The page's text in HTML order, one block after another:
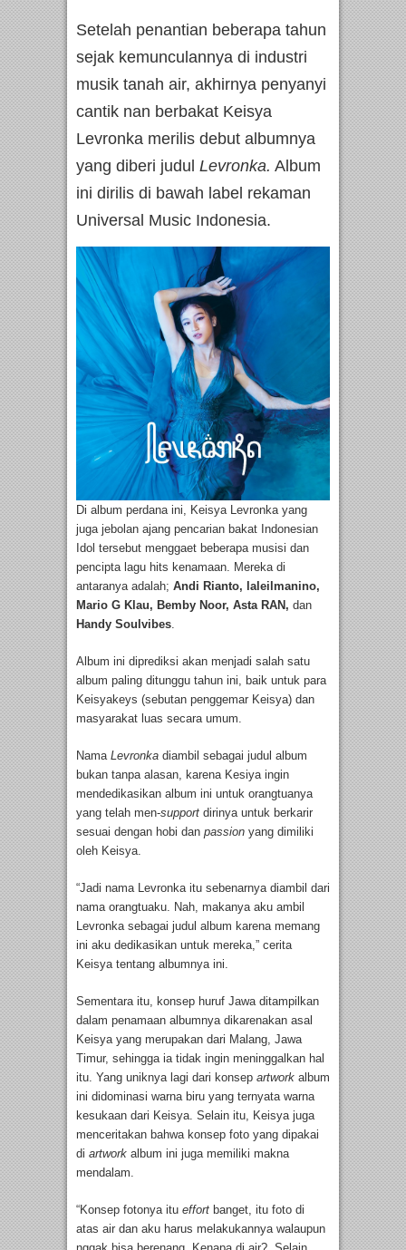
Setelah penantian beberapa tahun
sejak kemunculannya di industri
musik tanah air, akhirnya penyanyi
cantik nan berbakat Keisya
Levronka merilis debut albumnya
yang diberi judul Levronka. Album
ini dirilis di bawah label rekaman
Universal Music Indonesia.
Di album perdana ini, Keisya Levronka yang
juga jebolan ajang pencarian bakat Indonesian
Idol tersebut menggaet beberapa musisi dan
pencipta lagu hits kenamaan. Mereka di
antaranya adalah; Andi Rianto, laleilmanino,
Mario G Klau, Bemby Noor, Asta RAN, dan
Handy Soulvibes.
Album ini diprediksi akan menjadi salah satu
album paling ditunggu tahun ini, baik untuk para
Keisyakeys (sebutan penggemar Keisya) dan
masyarakat luas secara umum.
Nama Levronka diambil sebagai judul album
bukan tanpa alasan, karena Kesiya ingin
mendedikasikan album ini untuk orangtuanya
yang telah men-support dirinya untuk berkarir
sesuai dengan hobi dan passion yang dimiliki
oleh Keisya.
“Jadi nama Levronka itu sebenarnya diambil dari
nama orangtuaku. Nah, makanya aku ambil
Levronka sebagai judul album karena memang
ini aku dedikasikan untuk mereka,” cerita
Keisya tentang albumnya ini.
Sementara itu, konsep huruf Jawa ditampilkan
dalam penamaan albumnya dikarenakan asal
Keisya yang merupakan dari Malang, Jawa
Timur, sehingga ia tidak ingin meninggalkan hal
itu. Yang uniknya lagi dari konsep artwork album
ini didominasi warna biru yang ternyata warna
kesukaan dari Keisya. Selain itu, Keisya juga
menceritakan bahwa konsep foto yang dipakai
di artwork album ini juga memiliki makna
mendalam.
“Konsep fotonya itu effort banget, itu foto di
atas air dan aku harus melakukannya walaupun